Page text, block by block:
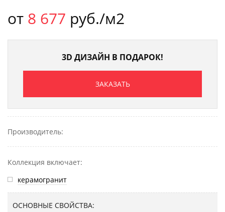
от 8 677 руб./м2
3D ДИЗАЙН В ПОДАРОК!
ЗАКАЗАТЬ
Производитель:
Коллекция включает:
керамогранит
ОСНОВНЫЕ СВОЙСТВА: